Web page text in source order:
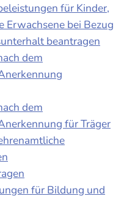
für Kinder,
Erwachsene bei Bezug
beantragen
dem
dem
für Träger
für Bildung und